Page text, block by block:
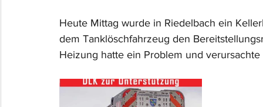
Heute Mittag wurde in Riedelbach ein
dem Tanklöschfahrzeug den
Heizung hatte ein Problem und